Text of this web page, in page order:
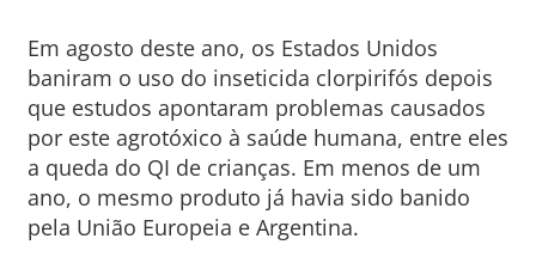
Em agosto deste ano, os Estados Unidos
baniram o uso do inseticida clorpirifós depois
que estudos apontaram problemas causados
por este agrotóxico à saúde humana, entre eles
a queda do QI de crianças. Em menos de um
ano, o mesmo produto já havia sido banido
pela União Europeia e Argentina.